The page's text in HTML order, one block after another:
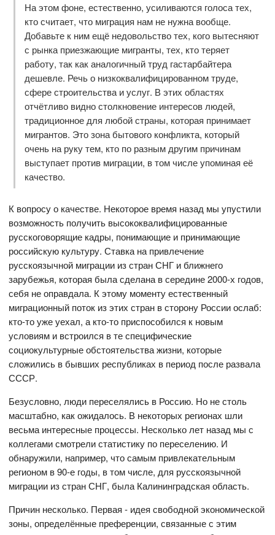
На этом фоне, естественно, усиливаются голоса тех,
кто считает, что миграция нам не нужна вообще.
Добавьте к ним ещё недовольство тех, кого вытесняют
с рынка приезжающие мигранты, тех, кто теряет
работу, так как аналогичный труд гастарбайтера
дешевле. Речь о низкоквалифицированном труде,
сфере строительства и услуг. В этих областях
отчётливо видно столкновение интересов людей,
традиционное для любой страны, которая принимает
мигрантов. Это зона бытового конфликта, который
очень на руку тем, кто по разным другим причинам
выступает против миграции, в том числе упоминая её
качество.
К вопросу о качестве. Некоторое время назад мы упустили
возможность получить высококвалифицированные
русскоговорящие кадры, понимающие и принимающие
российскую культуру. Ставка на привлечение
русскоязычной миграции из стран СНГ и ближнего
зарубежья, которая была сделана в середине 2000-х годов,
себя не оправдала. К этому моменту естественный
миграционный поток из этих стран в сторону России ослаб:
кто-то уже уехал, а кто-то приспособился к новым
условиям и встроился в те специфические
социокультурные обстоятельства жизни, которые
сложились в бывших республиках в период после развала
СССР.
Безусловно, люди переселялись в Россию. Но не столь
масштабно, как ожидалось. В некоторых регионах шли
весьма интересные процессы. Несколько лет назад мы с
коллегами смотрели статистику по переселению. И
обнаружили, например, что самым привлекательным
регионом в 90-е годы, в том числе, для русскоязычной
миграции из стран СНГ, была Калининградская область.
Причин несколько. Первая - идея свободной экономической
зоны, определённые преференции, связанные с этим